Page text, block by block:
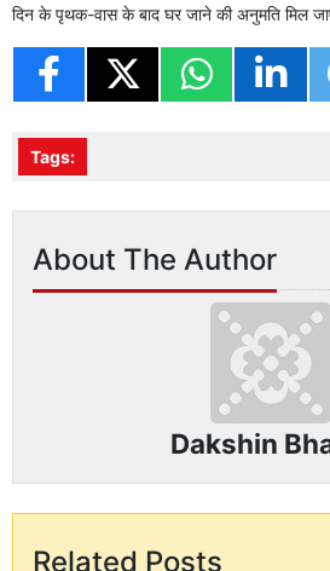
दिन के पृथक-वास के बाद घर जाने की अनुमति मिल
Tags:
About The Author
Dakshin
Related Posts